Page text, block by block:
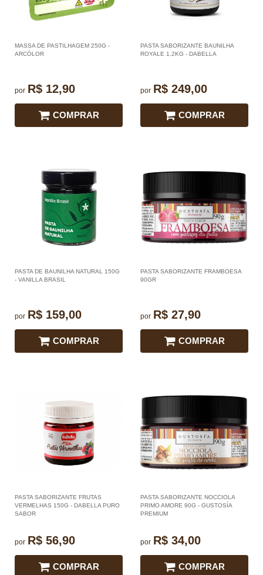
MASSA DE PASTILHAGEM 250G -
ARCÓLOR
por R$ 12,90
COMPRAR
PASTA SABORIZANTE BAUNILHA
ROYALE 1,2KG - DABELLA
por R$ 249,00
COMPRAR
PASTA DE BAUNILHA NATURAL 150G
- VANILLA BRASIL
por R$ 159,00
COMPRAR
PASTA SABORIZANTE FRAMBOESA
90GR
por R$ 27,90
COMPRAR
PASTA SABORIZANTE FRUTAS
VERMELHAS 150G - DABELLA PURO
SABOR
por R$ 56,90
COMPRAR
PASTA SABORIZANTE NOCCIOLA
PRIMO AMORE 90G - GUSTOSÍA
PREMIUM
por R$ 34,00
COMPRAR